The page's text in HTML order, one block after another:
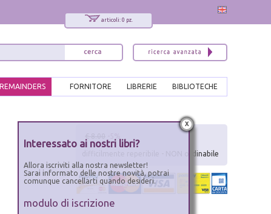
articoli: 0 pz.
BIBLIOTECHE
LIBRERIE
FORNITORE
REMAINDERS
difficilmente reperibile - NON ordinabile
x
Interessato ai nostri libri?
Allora iscriviti alla nostra newsletter!
Sarai informato delle nostre novità, potrai
comunque cancellarti quando desideri.
modulo di iscrizione